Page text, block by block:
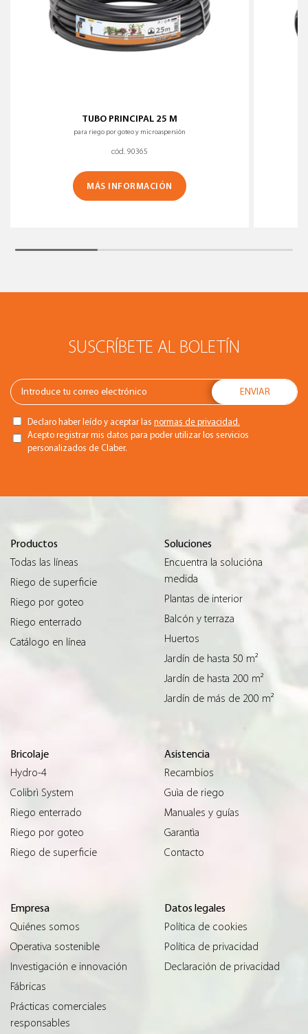
TUBO PRINCIPAL 25 M
para riego por goteo y microaspersión
cód. 90365
MÁS INFORMACIÓN
SUSCRÍBETE AL BOLETÍN
Declaro haber leído y aceptar las normas de privacidad.
Acepto registrar mis datos para poder utilizar los servicios
personalizados de Claber.
Productos
Todas las líneas
Riego de superficie
Riego por goteo
Riego enterrado
Catálogo en línea
Soluciones
Encuentra la solucióna
medida
Plantas de interior
Balcón y terraza
Huertos
Jardín de hasta 50 m²
Jardín de hasta 200 m²
Jardín de más de 200 m²
Bricolaje
Hydro-4
Colibrì System
Riego enterrado
Riego por goteo
Riego de superficie
Asistencia
Recambios
Guìa de riego
Manuales y guías
Garantìa
Contacto
Empresa
Quiénes somos
Operativa sostenible
Investigación e innovación
Fábricas
Prácticas comerciales
responsables
Datos legales
Política de cookies
Política de privacidad
Declaración de privacidad